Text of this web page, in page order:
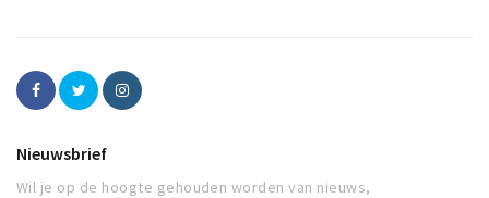
Nieuwsbrief
Wil je op de hoogte gehouden worden van nieuws,